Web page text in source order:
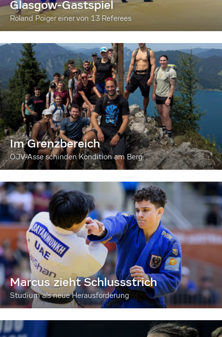
Glasgow-Gastspiel
Roland Poiger einer von 13 Referees
Im Grenzbereich
ÖJV-Asse schinden Kondition am Berg
Marcus zieht Schlussstrich
Studium als neue Herausforderung